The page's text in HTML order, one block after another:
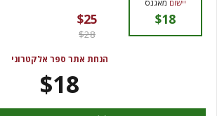
יישום מאגנס
$18
$25
$28
הנחת אתר ספר אלקטרוני
$18